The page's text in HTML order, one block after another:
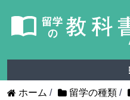
ホーム / 留学の種類 /